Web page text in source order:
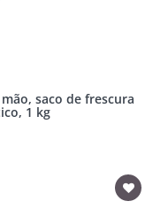
saco de frescura
1 kg